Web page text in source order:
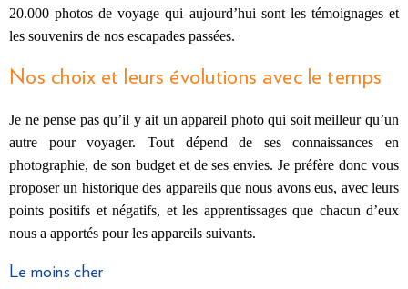
20.000 photos de voyage qui aujourd’hui sont les témoignages et
les souvenirs de nos escapades passées.
Nos choix et leurs évolutions avec le temps
Je ne pense pas qu’il y ait un appareil photo qui soit meilleur qu’un
autre pour voyager. Tout dépend de ses connaissances en
photographie, de son budget et de ses envies. Je préfère donc vous
proposer un historique des appareils que nous avons eus, avec leurs
points positifs et négatifs, et les apprentissages que chacun d’eux
nous a apportés pour les appareils suivants.
Le moins cher